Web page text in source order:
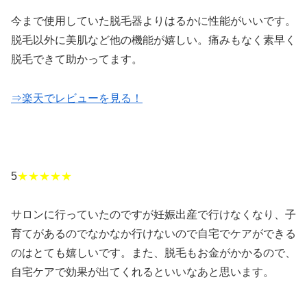
今まで使用していた脱毛器よりはるかに性能がいいです。
脱毛以外に美肌など他の機能が嬉しい。痛みもなく素早く
脱毛できて助かってます。
⇒楽天でレビューを見る！
5★★★★★
サロンに行っていたのですが妊娠出産で行けなくなり、子
育てがあるのでなかなか行けないので自宅でケアができる
のはとても嬉しいです。また、脱毛もお金がかかるので、
自宅ケアで効果が出てくれるといいなあと思います。